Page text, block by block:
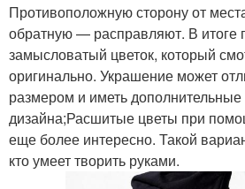
Противоположную сторону от
обратную — расправляют. В итоге
замысловатый цветок, который
оригинально. Украшение может
размером и иметь
дизайна;Расшитые цветы при
еще более интересно. Такой
кто умеет творить руками.